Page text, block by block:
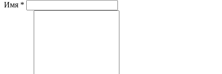
Имя *